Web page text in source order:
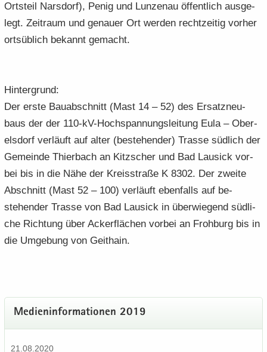
Orts­teil Nars­dorf), Penig und Lun­zen­au öf­fent­lich aus­ge­
legt. Zeit­raum und ge­nau­er Ort wer­den recht­zei­tig vor­her
orts­üb­lich be­kannt ge­macht.
Hin­ter­grund:
Der erste Bau­ab­schnitt (Mast 14 – 52) des Er­satz­neu­
baus der der 110-​kV-Hochspannungsleitung Eula – Ober­
els­dorf ver­läuft auf alter (be­stehen­der) Tras­se süd­lich der
Ge­mein­de Thier­bach an Kitz­scher und Bad Lau­sick vor­
bei bis in die Nähe der Kreis­stra­ße K 8302. Der zwei­te
Ab­schnitt (Mast 52 – 100) ver­läuft eben­falls auf be­
stehen­der Tras­se von Bad Lau­sick in über­wie­gend süd­li­
che Rich­tung über Acker­flä­chen vor­bei an Froh­burg bis in
die Um­ge­bung von Geit­hain.
Me­di­en­in­for­ma­tio­nen 2019
21.08.2020